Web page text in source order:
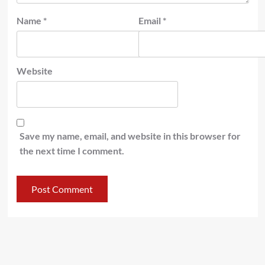
Name * Email *
Website
Save my name, email, and website in this browser for
the next time I comment.